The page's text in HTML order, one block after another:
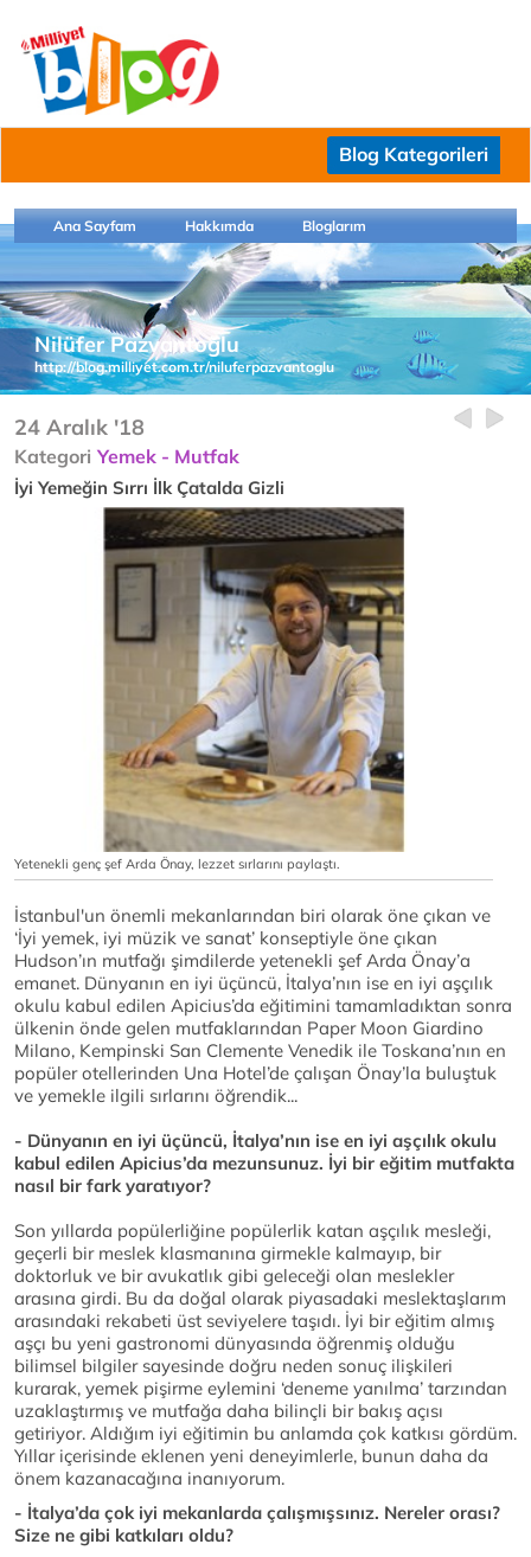
Blog Kategorileri
Ana Sayfam Hakkımda Bloglarım
Nilüfer Pazvantoğlu
http://blog.milliyet.com.tr/niluferpazvantoglu
24 Aralık '18
Kategori Yemek - Mutfak
İyi Yemeğin Sırrı İlk Çatalda Gizli
Yetenekli genç şef Arda Önay, lezzet sırlarını paylaştı.
İstanbul'un önemli mekanlarından biri olarak öne çıkan ve
‘İyi yemek, iyi müzik ve sanat’ konseptiyle öne çıkan
Hudson’ın mutfağı şimdilerde yetenekli şef Arda Önay’a
emanet. Dünyanın en iyi üçüncü, İtalya’nın ise en iyi aşçılık
okulu kabul edilen Apicius’da eğitimini tamamladıktan sonra
ülkenin önde gelen mutfaklarından Paper Moon Giardino
Milano, Kempinski San Clemente Venedik ile Toskana’nın en
popüler otellerinden Una Hotel’de çalışan Önay’la buluştuk
ve yemekle ilgili sırlarını öğrendik...
- Dünyanın en iyi üçüncü, İtalya’nın ise en iyi aşçılık okulu
kabul edilen Apicius’da mezunsunuz. İyi bir eğitim mutfakta
nasıl bir fark yaratıyor?
Son yıllarda popülerliğine popülerlik katan aşçılık mesleği,
geçerli bir meslek klasmanına girmekle kalmayıp, bir
doktorluk ve bir avukatlık gibi geleceği olan meslekler
arasına girdi. Bu da doğal olarak piyasadaki meslektaşlarım
arasındaki rekabeti üst seviyelere taşıdı. İyi bir eğitim almış
aşçı bu yeni gastronomi dünyasında öğrenmiş olduğu
bilimsel bilgiler sayesinde doğru neden sonuç ilişkileri
kurarak, yemek pişirme eylemini ‘deneme yanılma’ tarzından
uzaklaştırmış ve mutfağa daha bilinçli bir bakış açısı
getiriyor. Aldığım iyi eğitimin bu anlamda çok katkısı gördüm.
Yıllar içerisinde eklenen yeni deneyimlerle, bunun daha da
önem kazanacağına inanıyorum.
- İtalya’da çok iyi mekanlarda çalışmışsınız. Nereler orası?
Size ne gibi katkıları oldu?